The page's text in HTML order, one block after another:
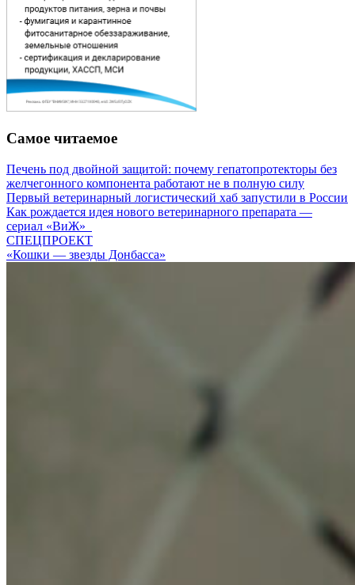
Самое читаемое
Печень под двойной защитой: почему гепатопротекторы без
желчегонного компонента работают не в полную силу
Первый ветеринарный логистический хаб запустили в России
Как рождается идея нового ветеринарного препарата —
сериал «ВиЖ»
СПЕЦПРОЕКТ
«Кошки — звезды Донбасса»